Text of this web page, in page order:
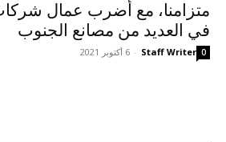
متزامنا، مع أضرب عمال شركات
في العديد من مصانع الجنوب
Staff Writer
- 6 أكتوبر 2021 0